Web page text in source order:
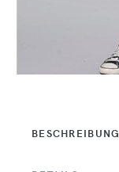
BESCHREIBUNG